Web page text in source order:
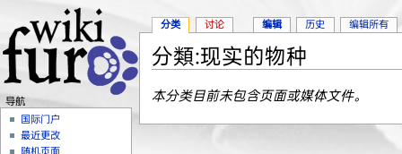
分類:现实的物种
本分类目前未包含页面或媒体文件。
分类 讨论 编辑 历史 编辑所有
导航
国际门户
最近更改